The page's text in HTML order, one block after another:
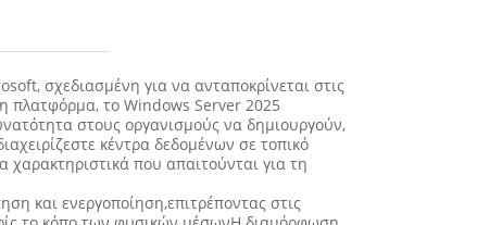
σχεδιασμένη για να ανταποκρίνεται στις
πλατφόρμα, το Windows Server 2025
στους οργανισμούς να δημιουργούν,
κέντρα δεδομένων σε τοπικό
που απαιτούνται για τη
και ενεργοποίηση,επιτρέποντας στις